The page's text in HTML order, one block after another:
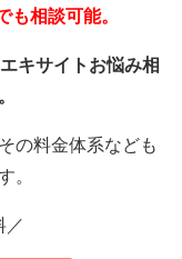
も相談可能。
キサイトお悩み相
の料金体系なども
。
／